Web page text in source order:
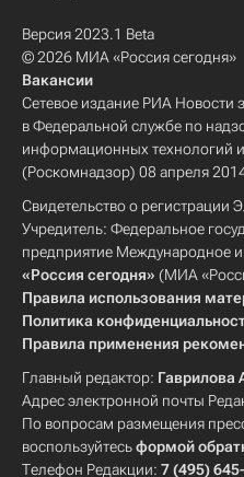
Версия 2023.1 Beta
© 2026 МИА «Россия сегодня»
Вакансии
Сетевое издание РИА Новости
в Федеральной службе по
информационных технологий
(Роскомнадзор) 08 апреля
Свидетельство о
Учредитель: Федеральное
предприятие Международное
«Россия сегодня» (МИА
Правила использования
Политика
Правила применения
Главный редактор: Гаврилова
Адрес электронной почты
По вопросам размещения
воспользуйтесьформой
Телефон Редакции: 7 (495)